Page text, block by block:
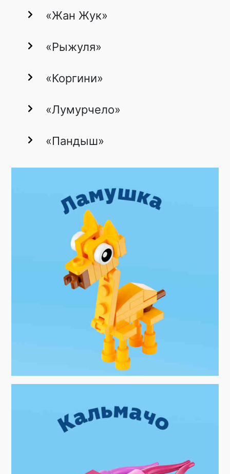
«Жан Жук»
«Рыжуля»
«Коргини»
«Лумурчело»
«Пандыш»